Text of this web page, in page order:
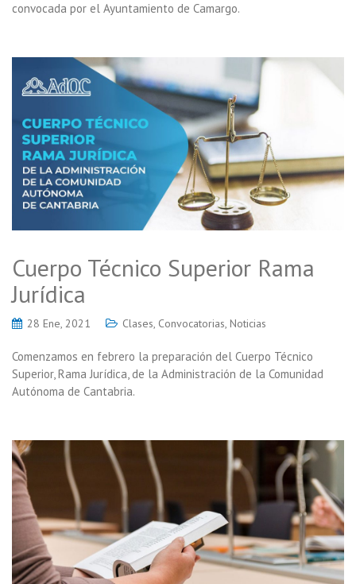
convocada por el Ayuntamiento de Camargo.
Cuerpo Técnico Superior Rama
Jurídica
28 Ene, 2021 Clases, Convocatorias, Noticias
Comenzamos en febrero la preparación del Cuerpo Técnico
Superior, Rama Jurídica, de la Administración de la Comunidad
Autónoma de Cantabria.